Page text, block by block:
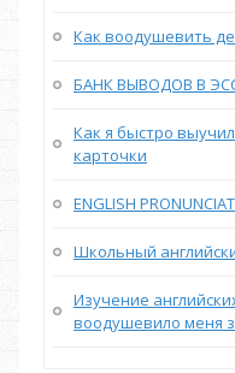
Как воодушевить
БАНК ВЫВОДОВ В
Как я быстро
карточки
ENGLISH
Школьный
Изучение
воодушевило меня